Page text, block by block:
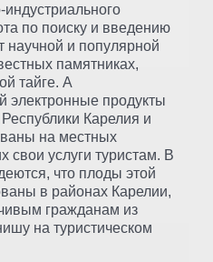
индустриального
по поиску и введению
научной и популярной
памятниках,
тайге. А
электронные продукты
Карелия и
на местных
свои услуги туристам. В
что плоды этой
в районах Карелии,
гражданам из
на туристическом